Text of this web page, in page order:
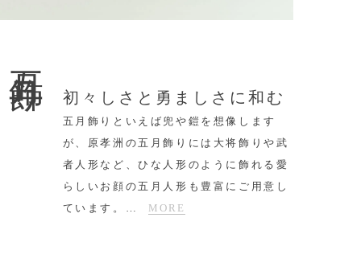
五月飾り 初々しさと勇ましさに和む
五月飾りといえば兜や鎧を想像します
が、原孝洲の五月飾りには大将飾りや武
者人形など、ひな人形のように飾れる愛
らしいお顔の五月人形も豊富にご用意し
ています。 … MORE